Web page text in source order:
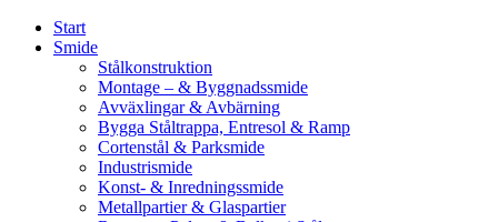
Start
Smide
Stålkonstruktion
Montage – & Byggnadssmide
Avväxlingar & Avbärning
Bygga Ståltrappa, Entresol & Ramp
Cortenstål & Parksmide
Industrismide
Konst- & Inredningssmide
Metallpartier & Glaspartier